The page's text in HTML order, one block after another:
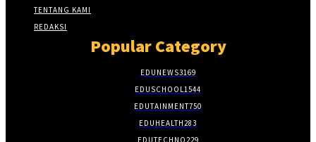
TENTANG KAMI
REDAKSI
Popular Category
EDUNEWS3169
EDUSCHOOL 1544
EDUTAINMENT750
EDUHEALTH283
EDUTECHNO229